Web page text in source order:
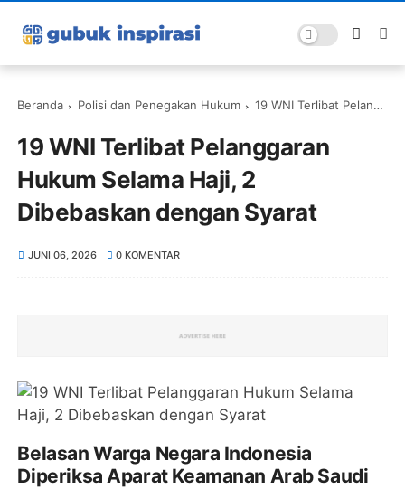
Beranda Polisi dan Penegakan Hukum 19 WNI Terlibat Pelanggaran Hukum Selama Haji, 2 Dibebaskan dengan Syarat
19 WNI Terlibat Pelanggaran
Hukum Selama Haji, 2
Dibebaskan dengan Syarat
JUNI 06, 2026 0 KOMENTAR
Belasan Warga Negara Indonesia
Diperiksa Aparat Keamanan Arab Saudi